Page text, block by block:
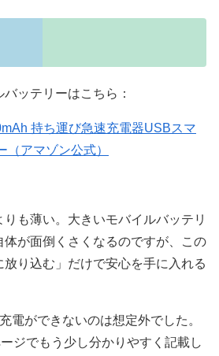
ッテリーはこちら：
持ち運び急速充電器USBスマ
（アマゾン公式）
も薄い。大きいモバイルバッテリ
体が面倒くさくなるのですが、この
り込む」だけで安心を手に入れる
電ができないのは想定外でした。
ジでもう少し分かりやすく記載し